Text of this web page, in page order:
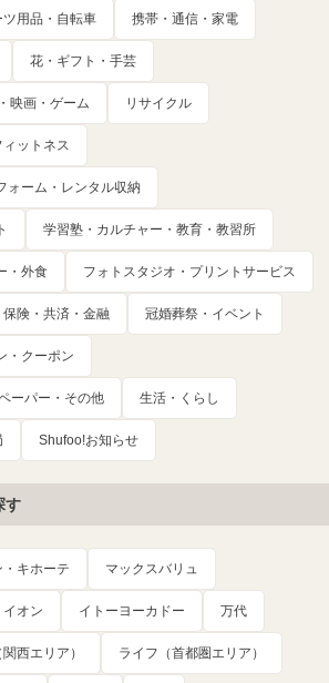
ツ用品・自転車 携帯・通信・家電
花・ギフト・手芸
映画・ゲーム リサイクル
ットネス
ォーム・レンタル収納
学習塾・カルチャー・教育・教習所
・外食 フォトスタジオ・プリントサービス
保険・共済・金融 冠婚葬祭・イベント
・クーポン
ーパー・その他 生活・くらし
Shufoo!お知らせ
す
・キホーテ マックスバリュ
イオン イトーヨーカドー 万代
西エリア） ライフ（首都圏エリア）